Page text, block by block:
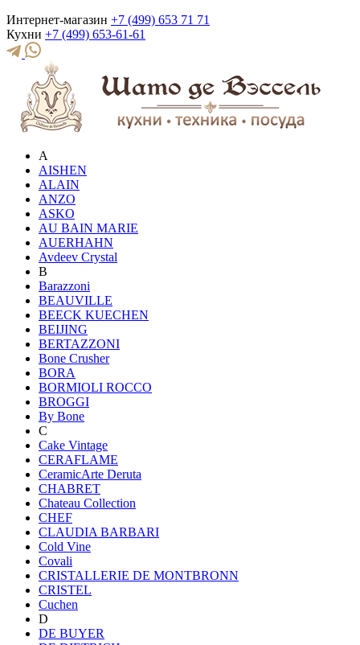
Интернет-магазин +7 (499) 653 71 71
Кухни +7 (499) 653-61-61
A
AISHEN
ALAIN
ANZO
ASKO
AU BAIN MARIE
AUERHAHN
Avdeev Crystal
B
Barazzoni
BEAUVILLE
BEECK KUECHEN
BEIJING
BERTAZZONI
Bone Crusher
BORA
BORMIOLI ROCCO
BROGGI
By Bone
C
Cake Vintage
CERAFLAME
CeramicArte Deruta
CHABRET
Chateau Collection
CHEF
CLAUDIA BARBARI
Cold Vine
Covali
CRISTALLERIE DE MONTBRONN
CRISTEL
Cuchen
D
DE BUYER